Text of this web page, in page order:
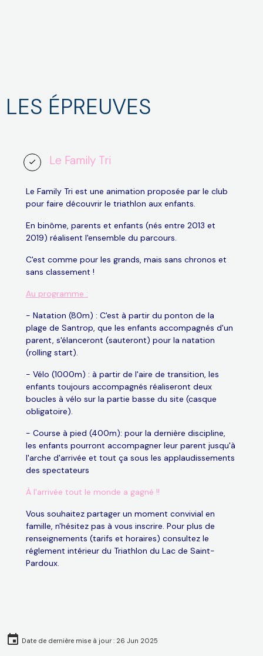
LES ÉPREUVES
Le Family Tri
Le Family Tri est une animation proposée par le club
pour faire découvrir le triathlon aux enfants.
En binôme, parents et enfants (nés entre 2013 et
2019) réalisent l'ensemble du parcours.
C'est comme pour les grands, mais sans chronos et
sans classement !
Au programme :
- Natation (80m) : C'est à partir du ponton de la
plage de Santrop, que les enfants accompagnés d'un
parent, s'élanceront (sauteront) pour la natation
(rolling start).
- Vélo (1000m) : à partir de l'aire de transition, les
enfants toujours accompagnés réaliseront deux
boucles à vélo sur la partie basse du site (casque
obligatoire).
- Course à pied (400m): pour la dernière discipline,
les enfants pourront accompagner leur parent jusqu'à
l'arche d'arrivée et tout ça sous les applaudissements
des spectateurs
À l'arrivée tout le monde a gagné !!
Vous souhaitez partager un moment convivial en
famille, n'hésitez pas à vous inscrire. Pour plus de
renseignements (tarifs et horaires) consultez le
réglement intérieur du Triathlon du Lac de Saint-
Pardoux.
Date de dernière mise à jour : 26 Jun 2025